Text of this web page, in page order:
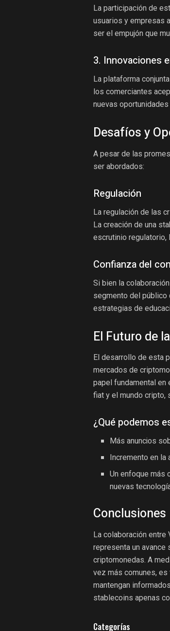
La participación de
usuarios y empresas
ser el empujón que
3. Innovaciones
La plataforma
los comerciantes
nuevas
Desafíos y
A pesar de las
ser abordados:
Regulación
La regulación de las
La creación de una
escrutinio regulatorio,
Confianza del
Si bien la
segmento del público
estrategias de
El Futuro de
El desarrollo de esta
mercados de
papel fundamental en
fiat y el mundo cripto,
¿Qué podemos
Más anuncios
Incremento en
Un enfoque más
nuevas
Conclusiones
La colaboración entre
representa un avance
criptomonedas. A
vez más comunes,
mantengan
stablecoins apenas
Categorías